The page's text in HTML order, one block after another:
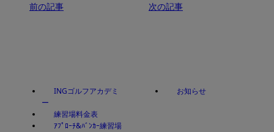
前の記事 次の記事
INGゴルフアカデミ
ー
練習場料金表
ｱﾌﾟﾛｰﾁ&ﾊﾞﾝｶｰ練習場
お知らせ